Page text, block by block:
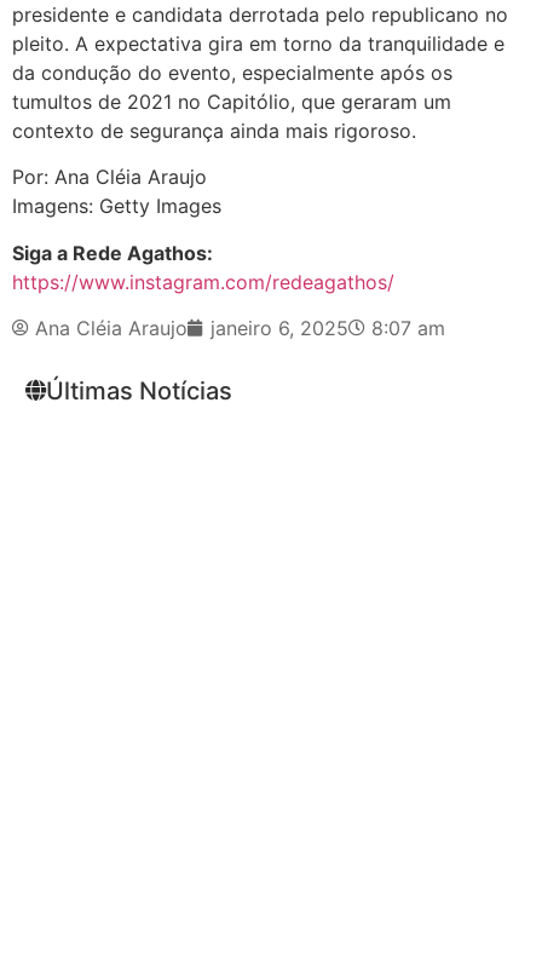
presidente e candidata derrotada pelo republicano no
pleito. A expectativa gira em torno da tranquilidade e
da condução do evento, especialmente após os
tumultos de 2021 no Capitólio, que geraram um
contexto de segurança ainda mais rigoroso.
Por: Ana Cléia Araujo
Imagens: Getty Images
Siga a Rede Agathos:
https://www.instagram.com/redeagathos/
Ana Cléia Araujo
janeiro 6, 2025 8:07 am
Últimas Notícias